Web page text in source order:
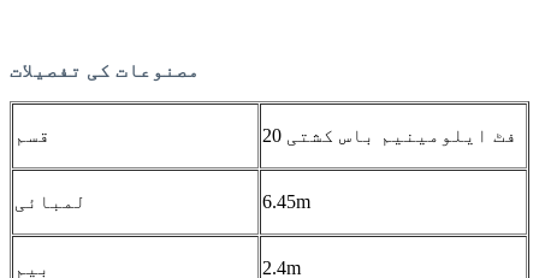
مصنوعات کی تفصیلات
قسم 20 فٹ ایلومینیم باس کشتی
لمبائی 6.45m
بیم 2.4m